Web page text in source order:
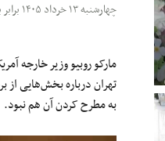
چهارشنبه ۱۳ خرداد ۱۴۰۵ برابر با ۰۳ ژوئن ۲۰۲۶
مارکو روبیو وزیر خارجه
تهران درباره بخش‌هایی
به مطرح کردن آن هم نبود.